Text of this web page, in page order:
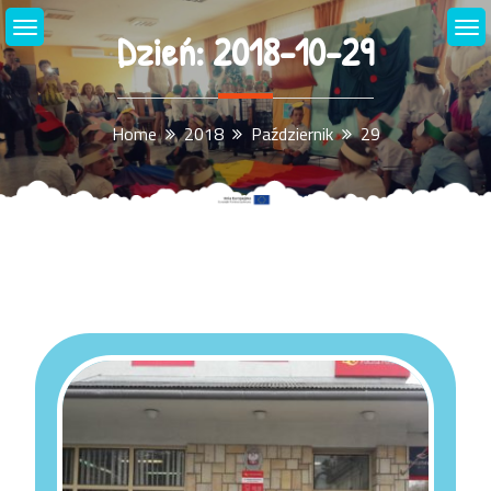
Skip
to
content
Dzień:2018-10-29
Home 2018 Październik 29